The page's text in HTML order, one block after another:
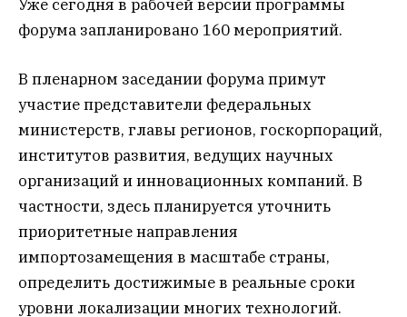
Уже сегодня в рабочей версии программы
форума запланировано 160 мероприятий.
В пленарном заседании форума примут
участие представители федеральных
министерств, главы регионов, госкорпораций,
институтов развития, ведущих научных
организаций и инновационных компаний. В
частности, здесь планируется уточнить
приоритетные направления
импортозамещения в масштабе страны,
определить достижимые в реальные сроки
уровни локализации многих технологий.